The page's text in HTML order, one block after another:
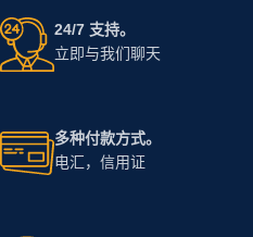
24/7 支持。
立即与我们聊天
多种付款方式。
电汇，信用证